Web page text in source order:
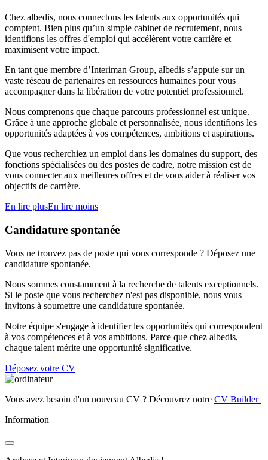
Chez albedis, nous connectons les talents aux opportunités qui
comptent. Bien plus qu’un simple cabinet de recrutement, nous
identifions les offres d'emploi qui accélèrent votre carrière et
maximisent votre impact.
En tant que membre d’Interiman Group, albedis s’appuie sur un
vaste réseau de partenaires en ressources humaines pour vous
accompagner dans la libération de votre potentiel professionnel.
Nous comprenons que chaque parcours professionnel est unique.
Grâce à une approche globale et personnalisée, nous identifions les
opportunités adaptées à vos compétences, ambitions et aspirations.
Que vous recherchiez un emploi dans les domaines du support, des
fonctions spécialisées ou des postes de cadre, notre mission est de
vous connecter aux meilleures offres et de vous aider à réaliser vos
objectifs de carrière.
En lire plusEn lire moins
Candidature spontanée
Vous ne trouvez pas de poste qui vous corresponde ? Déposez une
candidature spontanée.
Nous sommes constamment à la recherche de talents exceptionnels.
Si le poste que vous recherchez n'est pas disponible, nous vous
invitons à soumettre une candidature spontanée.
Notre équipe s'engage à identifier les opportunités qui correspondent
à vos compétences et à vos ambitions. Parce que chez albedis,
chaque talent mérite une opportunité significative.
Déposez votre CV
Vous avez besoin d'un nouveau CV ? Découvrez notre CV Builder
Information